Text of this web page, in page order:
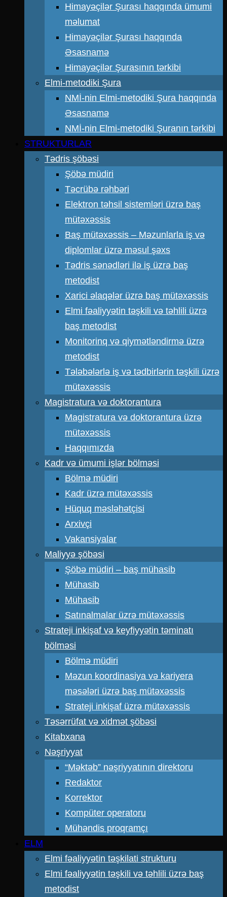
Himayəçilər Şurası haqqında ümumi
məlumat
Himayəçilər Şurası haqqında
Əsasnamə
Himayəçilər Şurasının tərkibi
Elmi-metodiki Şura
NMİ-nin Elmi-metodiki Şura haqqında
Əsasnamə
NMİ-nin Elmi-metodiki Şuranın tərkibi
STRUKTURLAR
Tədris şöbəsi
Şöbə müdiri
Təcrübə rəhbəri
Elektron təhsil sistemləri üzrə baş
mütəxəssis
Baş mütəxəssis – Məzunlarla iş və
diplomlar üzrə məsul şəxs
Tədris sənədləri ilə iş üzrə baş
metodist
Xarici əlaqələr üzrə baş mütəxəssis
Elmi fəaliyyətin təşkili və təhlili üzrə
baş metodist
Monitorinq və qiymətləndirmə üzrə
metodist
Tələbələrlə iş və tədbirlərin təşkili üzrə
mütəxəssis
Magistratura və doktorantura
Magistratura və doktorantura üzrə
mütəxəssis
Haqqımızda
Kadr və ümumi işlər bölməsi
Bölmə müdiri
Kadr üzrə mütəxəssis
Hüquq məsləhətçisi
Arxivçi
Vakansiyalar
Maliyyə şöbəsi
Şöbə müdiri – baş mühasib
Mühasib
Mühasib
Satınalmalar üzrə mütəxəssis
Strateji inkişaf və keyfiyyətin təminatı
bölməsi
Bölmə müdiri
Məzun koordinasiya və kariyera
məsələri üzrə baş mütəxəssis
Strateji inkişaf üzrə mütəxəssis
Təsərrüfat və xidmət şöbəsi
Kitabxana
Nəşriyyat
“Məktəb” nəşriyyatının direktoru
Redaktor
Korrektor
Kompüter operatoru
Mühəndis proqramçı
ELM
Elmi fəaliyyətin təşkilati strukturu
Elmi fəaliyyətin təşkili və təhlili üzrə baş
metodist